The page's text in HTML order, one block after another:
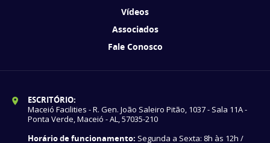
Vídeos
Associados
Fale Conosco
ESCRITÓRIO:
Maceió Facilities - R. Gen. João Saleiro Pitão, 1037 - Sala 11A -
Ponta Verde, Maceió - AL, 57035-210
Horário de funcionamento: Segunda a Sexta: 8h às 12h /